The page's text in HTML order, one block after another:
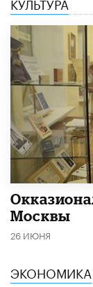
Москвы
26 ИЮНЯ
ЭКОНОМИКА